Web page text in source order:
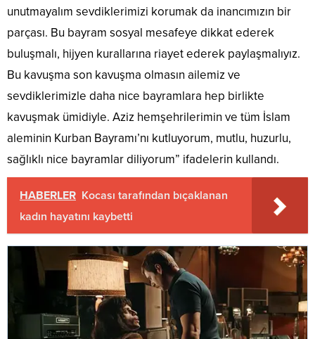
unutmayalım sevdiklerimizi korumak da inancımızın bir
parçası. Bu bayram sosyal mesafeye dikkat ederek
buluşmalı, hijyen kurallarına riayet ederek paylaşmalıyız.
Bu kavuşma son kavuşma olmasın ailemiz ve
sevdiklerimizle daha nice bayramlara hep birlikte
kavuşmak ümidiyle. Aziz hemşehrilerimin ve tüm İslam
aleminin Kurban Bayramı’nı kutluyorum, mutlu, huzurlu,
sağlıklı nice bayramlar diliyorum” ifadelerin kullandı.
HABERLER Kocası tarafından bıçaklanan
kadın hayatını kaybetti